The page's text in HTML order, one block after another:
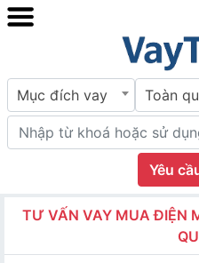
Mục đích vay Toàn
Yêu
TƯ VẤN VAY MUA ĐIỆN